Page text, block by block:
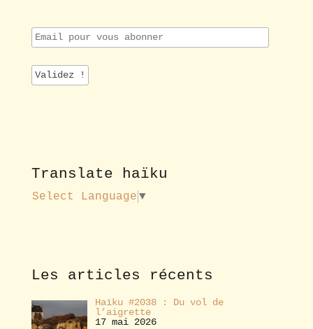
E
m
i
l
o
u
s
e
Translate haïku
Select Language ▼
Les articles récents
Haïku #2038 : Du vol de
l’aigrette
17 mai 2026